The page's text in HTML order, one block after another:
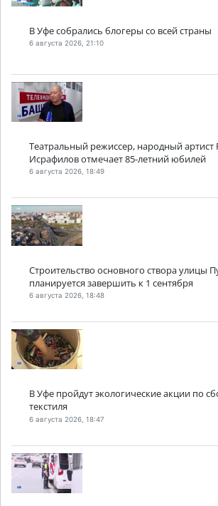
В Уфе собрались блогеры со всей страны
6 августа 2026, 21:10
Театральный режиссер, народный
Исрафилов отмечает 85-летний юбилей
6 августа 2026, 18:49
Строительство основного створа улицы
планируется завершить к 1 сентября
6 августа 2026, 18:48
В Уфе пройдут экологические акции по
текстиля
6 августа 2026, 18:47